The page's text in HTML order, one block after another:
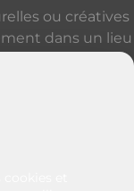
ou créatives
dans un lieu
à Paris